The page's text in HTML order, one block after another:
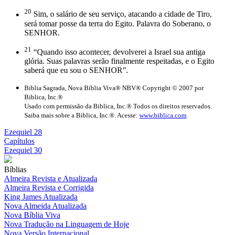
20 Sim, o salário de seu serviço, atacando a cidade de Tiro,
será tomar posse da terra do Egito. Palavra do Soberano, o
SENHOR.
21 “Quando isso acontecer, devolverei a Israel sua antiga
glória. Suas palavras serão finalmente respeitadas, e o Egito
saberá que eu sou o SENHOR”.
Biblia Sagrada, Nova Bíblia Viva® NBV® Copyright © 2007 por
Biblica, Inc.®
Usado com permissão da Biblica, Inc.® Todos os direitos reservados.
Saiba mais sobre a Biblica, Inc.®. Acesse: www.biblica.com
Ezequiel 28
Capítulos
Ezequiel 30
Bíblias
Almeira Revista e Atualizada
Almeira Revista e Corrigida
King James Atualizada
Nova Almeida Atualizada
Nova Bíblia Viva
Nova Tradução na Linguagem de Hoje
Nova Versão Internacional